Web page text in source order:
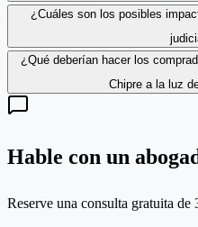
¿Cuáles son los posibles
¿Qué deberían hacer los
Chipre a la luz
Hable con un
Reserve una consulta gratuita